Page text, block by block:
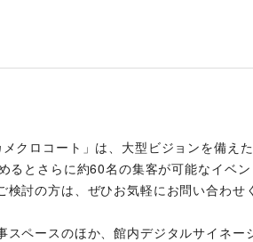
クロコート」は、大型ビジョンを備え
るとさらに約60名の集客が可能なイベ
検討の方は、ぜひお気軽にお問い合わせ
スペースのほか、館内デジタルサイネー